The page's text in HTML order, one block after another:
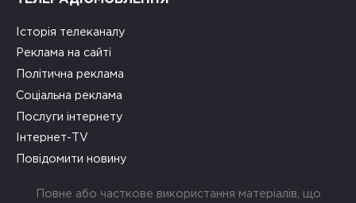
Історія телеканалу
Реклама на сайті
Політична реклама
Соціальна реклама
Послуги інтернету
Інтернет-TV
Повідомити новину
Повне або часткове використання матеріалів, що